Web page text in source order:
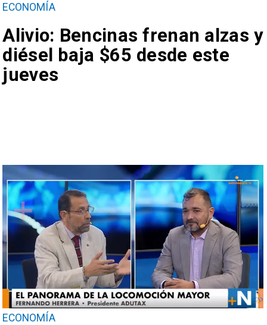
ECONOMÍA
Alivio: Bencinas frenan alzas y
diésel baja $65 desde este
jueves
ECONOMÍA